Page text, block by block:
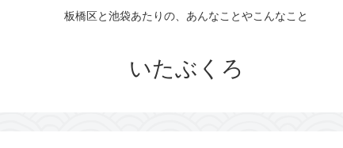
板橋区と池袋あたりの、あんなことやこんなこと
いたぶくろ